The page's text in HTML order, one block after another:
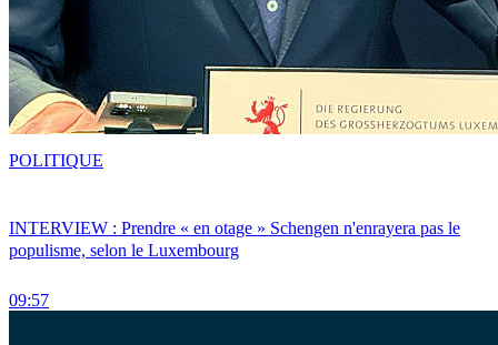
INTERVIEW : Prendre « en otage » Schengen n'enrayera pas le
populisme, selon le Luxembourg
09:57
POLITIQUE